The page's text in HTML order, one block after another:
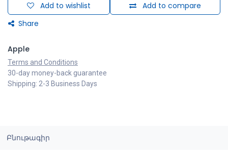
Add to compare
Add to wishlist
Share
Apple
Terms and Conditions
30-day money-back guarantee
Shipping: 2-3 Business Days
Բնութագիր